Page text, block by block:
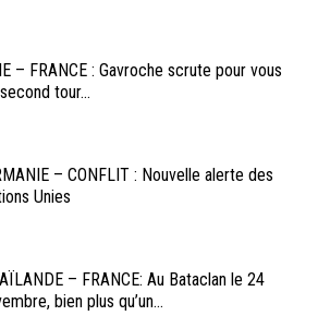
– FRANCE : Gavroche scrute pour vous
tour...
– CONFLIT : Nouvelle alerte des
Unies
– FRANCE: Au Bataclan le 24
bien plus qu’un...